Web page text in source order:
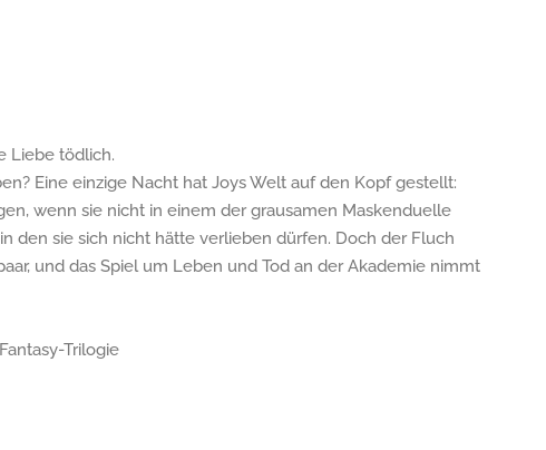
Liebe tödlich.
Eine einzige Nacht hat Joys Welt auf den Kopf gestellt:
wenn sie nicht in einem der grausamen Maskenduelle
den sie sich nicht hätte verlieben dürfen. Doch der Fluch
und das Spiel um Leben und Tod an der Akademie nimmt
Trilogie